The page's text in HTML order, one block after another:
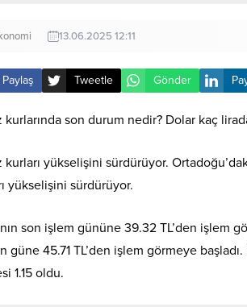
13.06.2025 12:11
Paylaş Tweetle Gönder
kurlarında son durum nedir? Dolar kaç
kurları yükselişini sürdürüyor.
yükselişini sürdürüyor.
son işlem gününe 39.32 TL’den işlem
güne 45.71 TL’den işlem görmeye
1.15 oldu.